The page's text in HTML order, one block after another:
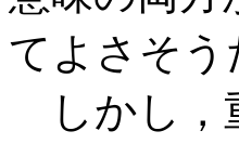
てよさそ
しかし，